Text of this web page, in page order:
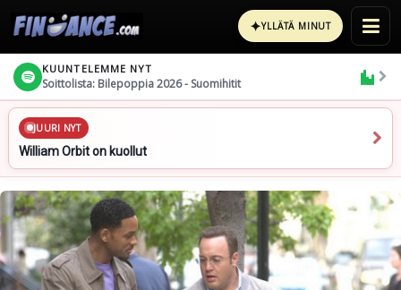
✦YLLÄTÄ MINUT
KUUNTELEMME NYT
Soittolista: Bilepoppia 2026 - Suomihitit
JUURI NYT
William Orbit on kuollut